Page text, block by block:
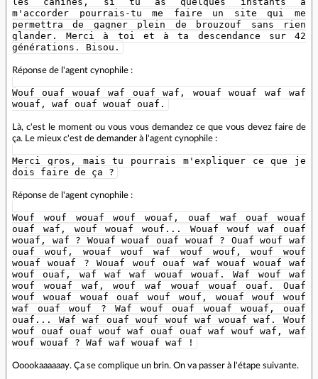
m'accorder pourrais-tu me faire un site qui me
permettra de gagner plein de brouzouf sans rien
glander. Merci à toi et à ta descendance sur 42
générations. Bisou.
Réponse de l'agent cynophile :
Wouf ouaf wouaf waf ouaf waf, wouaf wouaf waf waf
wouaf, waf ouaf wouaf ouaf.
Là, c'est le moment ou vous vous demandez ce que vous devez faire de
ça. Le mieux c'est de demander à l'agent cynophile :
Merci gros, mais tu pourrais m'expliquer ce que je
dois faire de ça ?
Réponse de l'agent cynophile :
Wouf wouf wouaf wouf wouaf, ouaf waf ouaf wouaf
ouaf waf, wouf wouaf wouf... Wouaf wouf waf ouaf
wouaf, waf ? Wouaf wouaf ouaf wouaf ? Ouaf wouf waf
ouaf wouf, wouaf wouf waf wouf wouf, wouf wouf
wouaf wouaf ? Wouaf wouf ouaf waf wouaf wouaf waf
wouf ouaf, waf waf waf wouaf wouaf. Waf wouf waf
wouf wouaf waf, wouf waf wouaf wouaf ouaf. Ouaf
wouf wouaf wouaf ouaf wouf wouf, wouaf wouf wouf
waf ouaf wouf ? Waf wouf ouaf wouaf wouaf, ouaf
ouaf... Waf waf ouaf wouf wouf waf wouaf waf. Wouf
wouf ouaf ouaf wouf waf ouaf ouaf waf wouf waf, waf
wouf wouaf ? Waf waf wouaf waf !
Ooookaaaaaay. Ça se complique un brin. On va passer à l'étape suivante.